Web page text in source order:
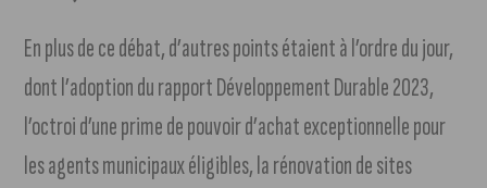
En plus de ce débat, d’autres points étaient à l’ordre du jour,
dont l’adoption du rapport Développement Durable 2023,
l’octroi d’une prime de pouvoir d’achat exceptionnelle pour
les agents municipaux éligibles, la rénovation de sites